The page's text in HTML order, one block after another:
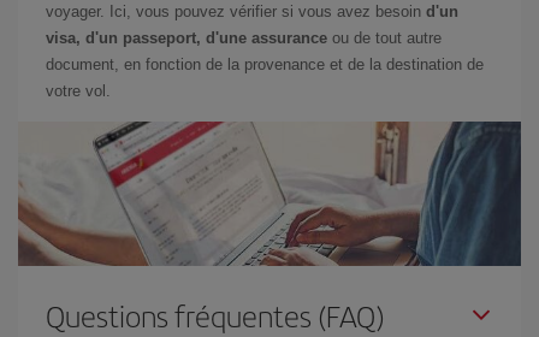
voyager. Ici, vous pouvez vérifier si vous avez besoin d'un
visa, d'un passeport, d'une assurance ou de tout autre
document, en fonction de la provenance et de la destination de
votre vol.
Questions fréquentes (FAQ)